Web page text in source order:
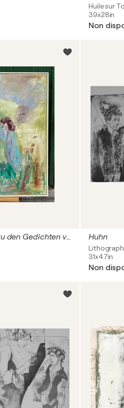
Huile sur
39x28in
Non
Der verliebte Hirte (zu den Gedichten von André Chénier) Huhn
31x47in
Non